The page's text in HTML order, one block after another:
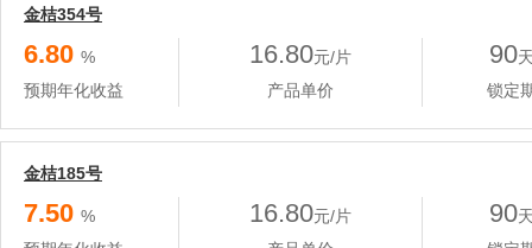
金桔354号
6.80 %
预期年化收益
16.80元/片
产品单价
90
锁定
金桔185号
7.50 %
16.80元/片
90